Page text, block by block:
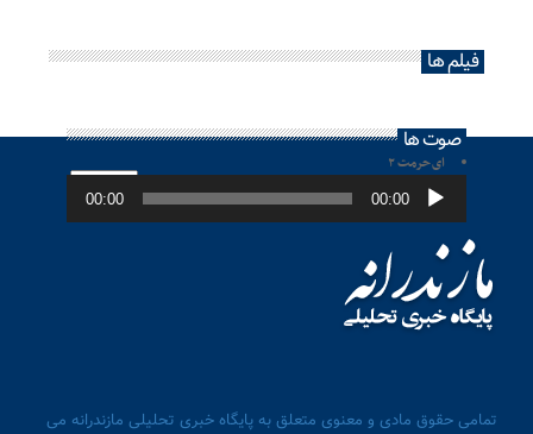
فیلم ها
صوت ها
ای حرمت ۲
پخش‌کننده
صوت 00:00
00:00
تمامی حقوق مادی و معنوی متعلق به پایگاه خبری تحلیلی مازندرانه می